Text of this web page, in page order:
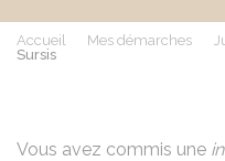
Accueil Mes démarches
Sursis
Vous avez commis une